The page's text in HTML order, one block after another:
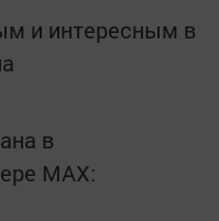
и интересным в
в
MАХ: